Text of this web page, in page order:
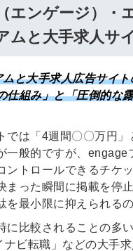
エンゲージ）・
ムと大手求人サ
と大手求人広告サイト
仕組み」と「圧倒的な
では「4週間〇〇万円」
一般的ですが、engage
ントロールできるチケ
まった瞬間に掲載を停
を最小限に抑えられるの
に比較されることの多
ビ転職」などの大手求